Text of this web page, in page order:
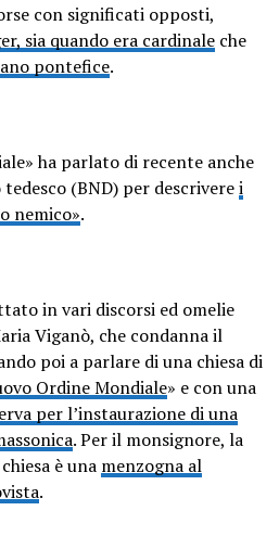
con significati opposti,
sia quando era cardinale che
pontefice.
ha parlato di recente anche
(BND) per descriverei
nemico».
in vari discorsi ed omelie
Viganò, che condanna il
poi a parlare di una chiesa di
Ordine Mondiale» e con una
per l’instaurazione di una
. Per il monsignore, la
è una menzogna al
.